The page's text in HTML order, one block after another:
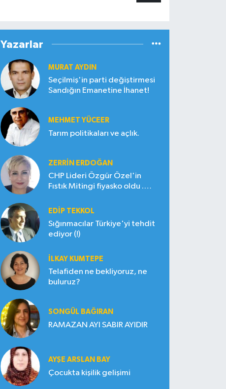
Yazarlar
MURAT AYDIN
Seçilmiş'in parti değiştirmesi
Sandığın Emanetine İhanet!
MEHMET YÜCEER
Tarım politikaları ve açlık.
ZERRIN ERDOĞAN
CHP Lideri Özgür Özel'in
Fıstık Mitingi fiyasko oldu .
EDIP TEKKOL
Sığınmacılar Türkiye'yi tehdit
ediyor (!)
İLKAY KUMTEPE
Telafiden ne bekliyoruz, ne
buluruz?
SONGÜL BAĞIRAN
RAMAZAN AYI SABIR AYIDIR
AYŞE ARSLAN BAY
Çocukta kişilik gelişimi